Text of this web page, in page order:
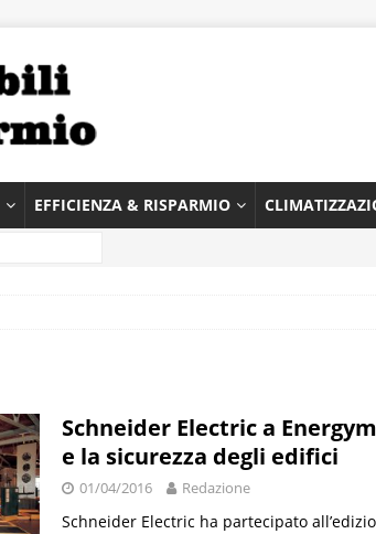
EFFICIENZA & RISPARMIO
Schneider Electric a
e la sicurezza degli edifici
01/04/2016 Redazione
Schneider Electric ha partecipato